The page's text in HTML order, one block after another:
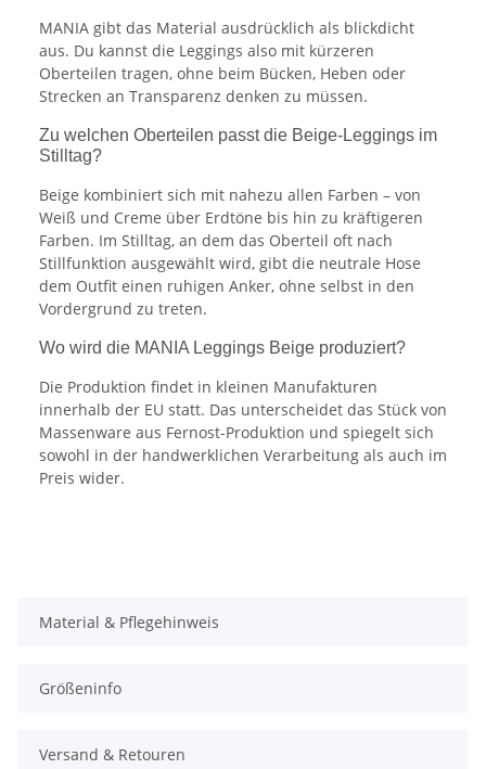
MANIA gibt das Material ausdrücklich als blickdicht
aus. Du kannst die Leggings also mit kürzeren
Oberteilen tragen, ohne beim Bücken, Heben oder
Strecken an Transparenz denken zu müssen.
Zu welchen Oberteilen passt die Beige-Leggings im
Stilltag?
Beige kombiniert sich mit nahezu allen Farben – von
Weiß und Creme über Erdtöne bis hin zu kräftigeren
Farben. Im Stilltag, an dem das Oberteil oft nach
Stillfunktion ausgewählt wird, gibt die neutrale Hose
dem Outfit einen ruhigen Anker, ohne selbst in den
Vordergrund zu treten.
Wo wird die MANIA Leggings Beige produziert?
Die Produktion findet in kleinen Manufakturen
innerhalb der EU statt. Das unterscheidet das Stück von
Massenware aus Fernost-Produktion und spiegelt sich
sowohl in der handwerklichen Verarbeitung als auch im
Preis wider.
Material & Pflegehinweis
Größeninfo
Versand & Retouren